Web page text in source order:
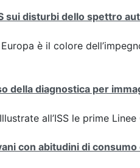
sui disturbi dello spettro
è il colore
della diagnostica per
all’ISS le prime Linee
con abitudini di